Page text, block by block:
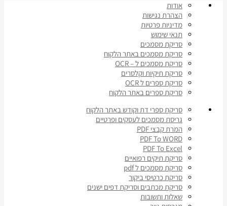
אודות
הצהרת נגישות
מדיניות פרטיות
תנאי שימוש
סריקת מסמכים
סריקת מסמכים באתר הלקוח
סריקת מסמכים ל – OCR
סריקת תיקיות וקלסרים
סריקת ספרים ל OCR
סריקת ספרים באתר הלקוח
סריקת ספרי דת וקודש באתר הלקוח
גריסת מסמכים לעסקים ופרטיים
המרת קבצי PDF
PDF To WORD
PDF To Excel
סריקת תיקים רפואיים
סריקת מסמכים ל pdf
סריקת כרטיסי ביקור
סריקת מכתבים וסריקת דפים ישנים
שאלות ותשובות